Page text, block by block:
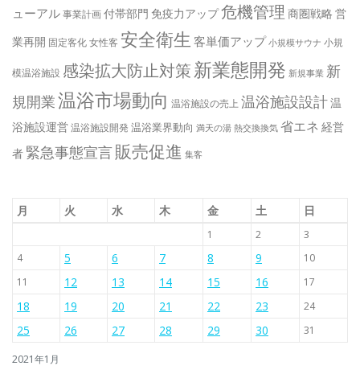
ューアル 事業計画 付帯部門 免疫力アップ危機管理 商圏戦略 営
業再開 固定客化女性客 安全衛生 客単価アップ 小規模サウナ 小規
模温浴施設 感染拡大防止対策新業態開発 新規事業 新
規開業温浴市場動向 温浴施設の売上 温浴施設設計温
浴施設運営温浴施設開発 温浴業界動向 満天の湯 熱交換換気 省エネ 経営
者 緊急事態宣言販売促進 集客
2021年1月
月 火 水 木 金 土 日
1 2
3
4
5 6 7 8 9
10
11
12 13 14 15 16 17
18 19 20 21 22 23 24
25 26 27 28 29 30 31